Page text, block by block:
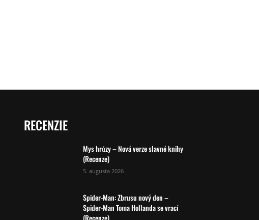
RECENZIE
Mys hrůzy – Nová verze slavné knihy
(Recenze)
5. augusta 2026
Spider-Man: Zbrusu nový den –
Spider-Man Toma Hollanda se vrací
(Recenze)